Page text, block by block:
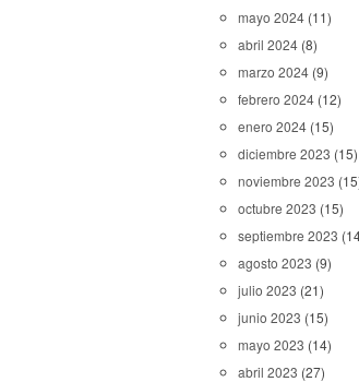
mayo 2024 (11)
abril 2024 (8)
marzo 2024 (9)
febrero 2024 (12)
enero 2024 (15)
diciembre 2023 (15)
noviembre 2023
octubre 2023 (15)
septiembre 2023
agosto 2023 (9)
julio 2023 (21)
junio 2023 (15)
mayo 2023 (14)
abril 2023 (27)